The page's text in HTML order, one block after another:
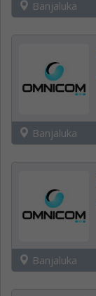
Banjaluka
Banjaluka
Banjaluka